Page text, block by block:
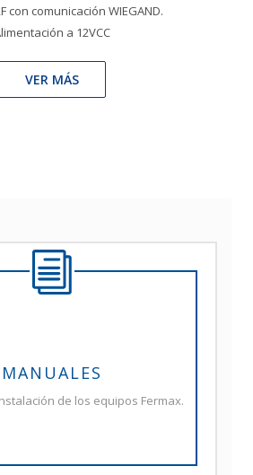
con comunicación WIEGAND.
a 12VCC
VER MÁS
MANUALES
de los equipos Fermax.